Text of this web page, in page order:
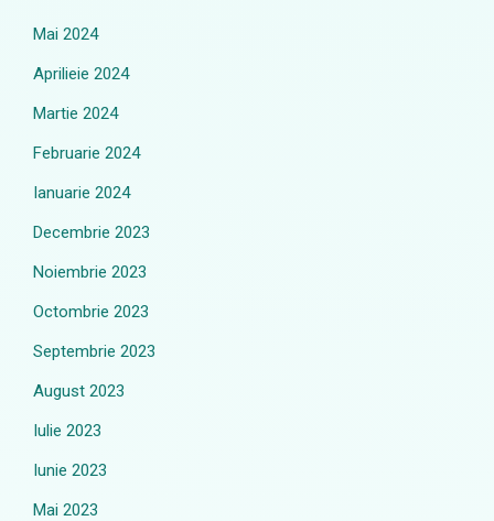
Mai 2024
Aprilieie 2024
Martie 2024
Februarie 2024
Ianuarie 2024
Decembrie 2023
Noiembrie 2023
Octombrie 2023
Septembrie 2023
August 2023
Iulie 2023
Iunie 2023
Mai 2023